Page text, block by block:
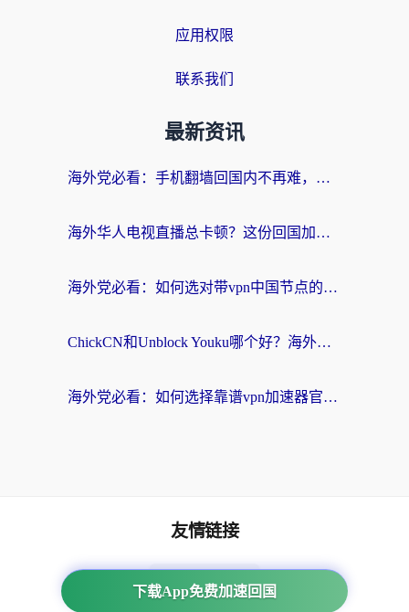
应用权限
联系我们
最新资讯
海外党必看：手机翻墙回国内不再难，一篇搞定无缝访问国内资源指南
海外华人电视直播总卡顿？这份回国加速器选择指南帮你无缝看国内资源
海外党必看：如何选对带vpn中国节点的加速器？无缝访问国内资源全攻略
ChickCN和Unblock Youku哪个好？海外党亲测4款热门回国加速器，附避坑指南
海外党必看：如何选择靠谱vpn加速器官网？轻松解决国内APP地区限制
下载App免费加速回国
友情链接
番茄加速器